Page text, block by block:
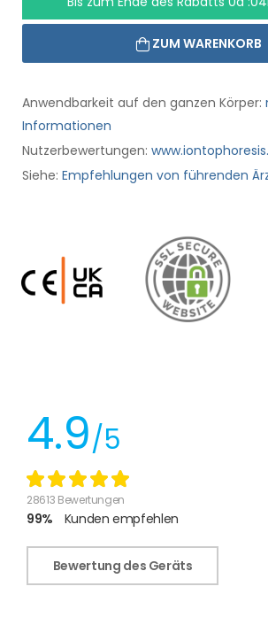
ZUM WARENKORB
Anwendbarkeit auf den ganzen Körper:
Informationen
Nutzerbewertungen:
Siehe: Empfehlungen von führenden
4.9/5
28613 Bewertungen
99% Kunden empfehlen
Bewertung des Geräts